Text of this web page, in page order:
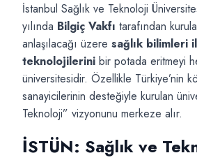
İstanbul Sağlık ve Teknoloji
yılında Bilgiç Vakfı tarafından
anlaşılacağı üzere sağlık bilimleri
teknolojilerini bir potada eritmeyi
üniversitesidir. Özellikle Türkiye’nin
sanayicilerinin desteğiyle kurulan
Teknoloji” vizyonunu merkeze alır.
İSTÜN: Sağlık ve